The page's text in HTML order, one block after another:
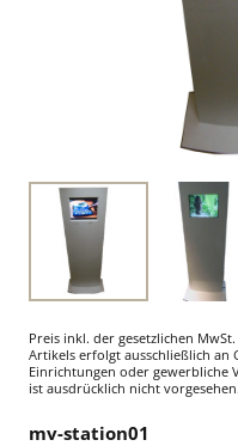
Preis inkl. der gesetzlichen MwSt.
Artikels erfolgt ausschließlich an
Einrichtungen oder gewerbliche
ist ausdrücklich nicht vorgesehen.
mv-station01